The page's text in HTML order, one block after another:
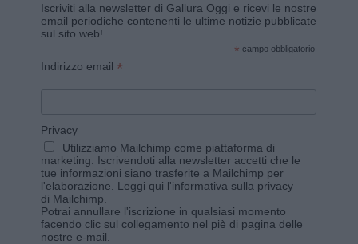
Iscriviti alla newsletter di Gallura Oggi e ricevi le nostre
email periodiche contenenti le ultime notizie pubblicate
sul sito web!
* campo obbligatorio
Indirizzo email *
Privacy
Utilizziamo Mailchimp come piattaforma di
marketing. Iscrivendoti alla newsletter accetti che le
tue informazioni siano trasferite a Mailchimp per
l'elaborazione. Leggi qui l'informativa sulla privacy
di Mailchimp
Potrai annullare l'iscrizione in qualsiasi momento
facendo clic sul collegamento nel piè di pagina delle
nostre e-mail.